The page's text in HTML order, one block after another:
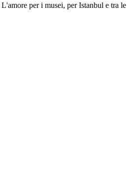
per i musei, per Istanbul e tra le